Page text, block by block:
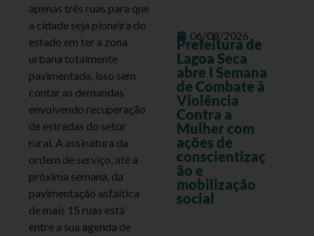
apenas três ruas para que
a cidade seja pioneira do
estado em ter a zona
urbana totalmente
pavimentada, isso sem
contar as demandas
envolvendo recuperação
de estradas do setor
rural. A assinatura da
ordem de serviço, até a
próxima semana, da
pavimentação asfáltica
de mais 15 ruas está
entre a sua agenda de
06/08/2026
Prefeitura de
Lagoa Seca
abre I Semana
de Combate à
Violência
Contra a
Mulher com
ações de
conscientizaç
ão e
mobilização
social